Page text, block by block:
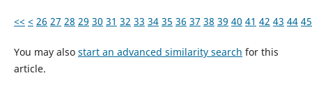
<< < 26 27 28 29 30 31 32 33 34 35 36 37 38 39 40 41 42 43 44 45
You may also start an advanced similarity search for this
article.